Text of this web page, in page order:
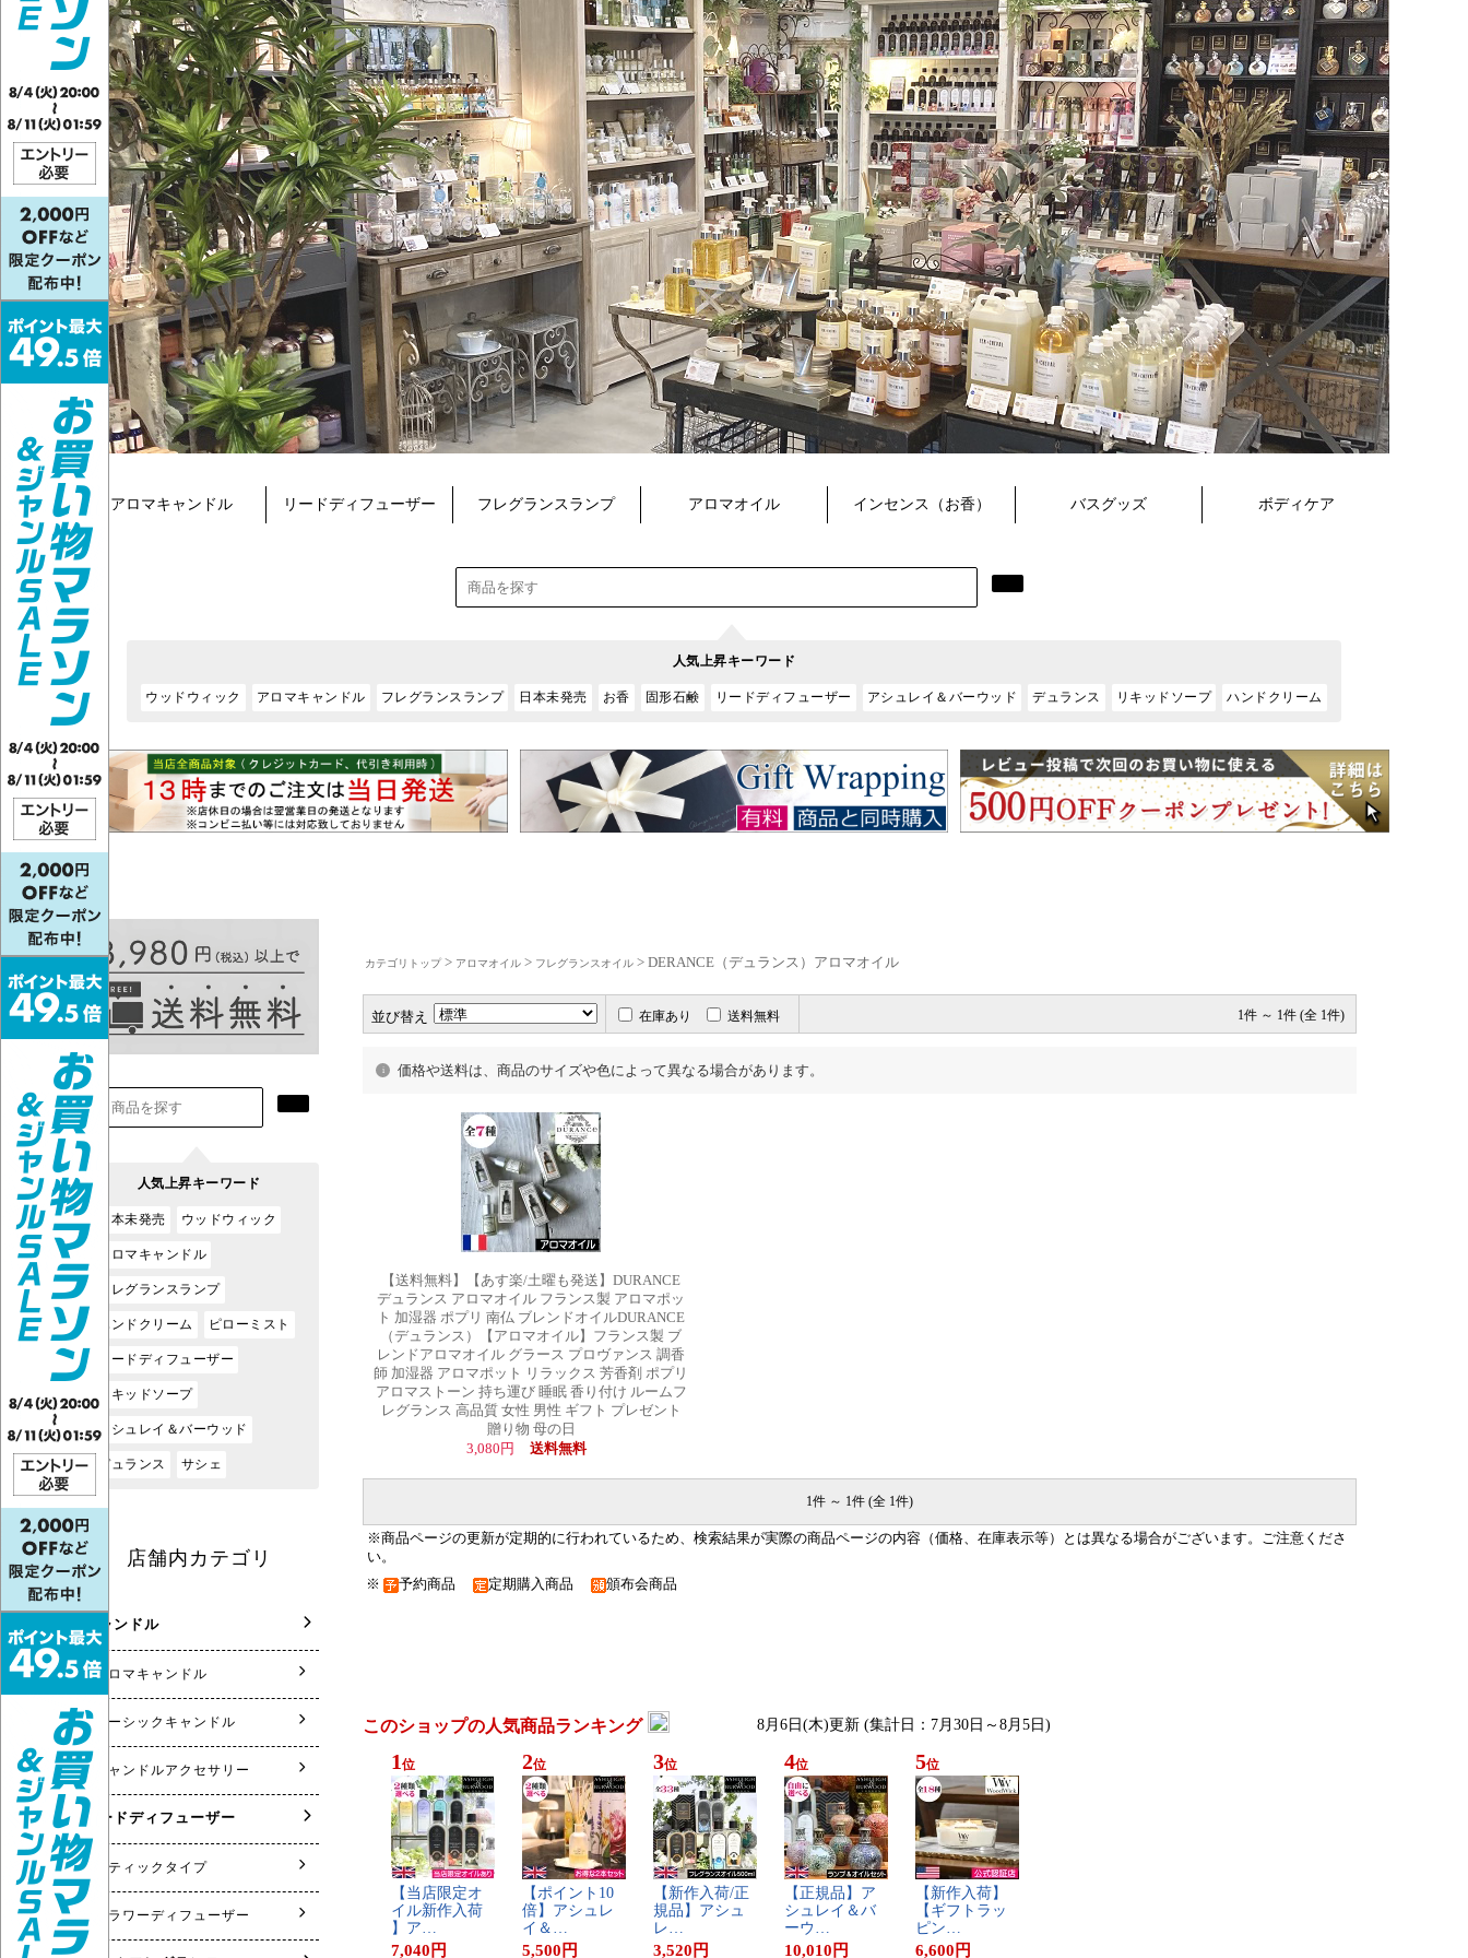
カテゴリトップ> アロマオイル > フレグランスオイル > DERANCE（デュランス）アロマオイル
並び替え 在庫あり 送料無料 1件 ～ 1件 (全 1件)
価格や送料は、商品のサイズや色によって異なる場合があります。
【送料無料】【あす楽/土曜も発送】DURANCE
デュランス アロマオイル フランス製 アロマポッ
ト 加湿器 ポプリ 南仏 ブレンドオイルDURANCE
（デュランス）【アロマオイル】フランス製 ブ
レンドアロマオイル グラース プロヴァンス 調香
師 加湿器 アロマポット リラックス 芳香剤 ポプリ
アロマストーン 持ち運び 睡眠 香り付け ルームフ
レグランス 高品質 女性 男性 ギフト プレゼント
贈り物 母の日
3,080円
送料無料
1件 ～ 1件 (全 1件)
※商品ページの更新が定期的に行われているため、検索結果が実際の商品ページの内容（価格、在庫表示等）とは異なる場合がございます。ご注意くださ
い。
※ 予約商品 定期購入商品 頒布会商品
このショップの人気商品ランキング 8月6日(木)更新 (集計日：7月30日～8月5日)
1 位
【​当​店​限​定​オ​
イ​ル​新​作​入​荷​
】​ア​…
7,040 円
2位
【​ポ​イ​ン​ト​1​0​
倍​】​ア​シ​ュ​レ​
イ​＆​…
5,500 円
3位
【​新​作​入​荷​/​正​
規​品​】​ア​シ​ュ​
レ​…
3,520 円
4位
【​正​規​品​】​ア​
シ​ュ​レ​イ​＆​バ​
ー​ウ​…
10,010 円
5位
【​新​作​入​荷​】​
【​ギ​フ​ト​ラ​ッ​
ピ​ン​…
6,600 円